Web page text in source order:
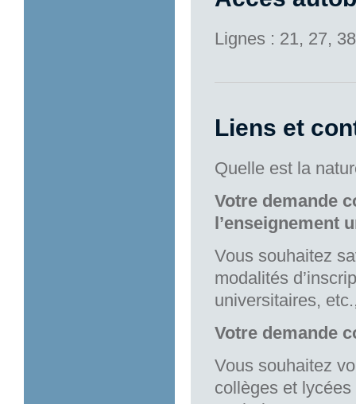
Lignes : 21, 27,
Liens et
Quelle est la
Votre demande
l’enseignement
Vous souhaitez
modalités
universitaires,
Votre demande
Vous souhaitez
collèges et